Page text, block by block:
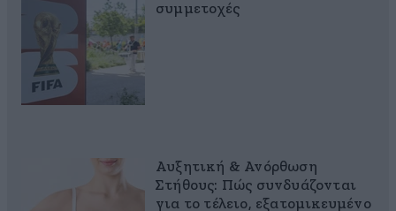
συμμετοχές
Αυξητική & Ανόρθωση
Στήθους: Πώς συνδυάζονται
για το τέλειο, εξατομικευμένο